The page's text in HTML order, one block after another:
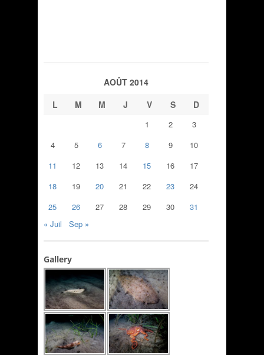
AOÛT 2014
L
M M J V S D
1 2
3
4
5 6 7 8 9
10
11
12 13 14 15 16
17
18
19 20 21 22 23
24
25
26 27 28 29 30
31
« Juil
Sep »
Gallery